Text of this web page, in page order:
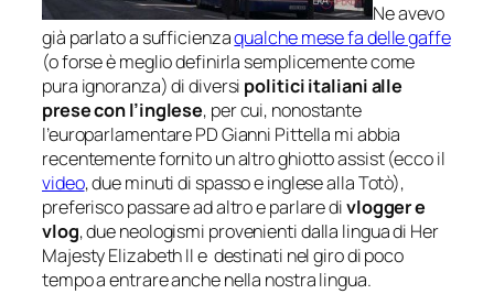
Ne avevo
già parlato a sufficienzaqualche mese fa delle gaffe
(o forse è meglio definirla semplicemente come
pura ignoranza) di diversi politici italiani alle
prese con l’inglese, per cui, nonostante
l’europarlamentare PD Gianni Pittella mi abbia
recentemente fornito un altro ghiotto assist (ecco il
video, due minuti di spasso e inglese alla Totò),
preferisco passare ad altro e parlare divloggere
vlog,due neologismi provenienti dalla lingua di Her
Majesty Elizabeth IIe destinati nel giro di poco
tempo a entrare anche nella nostra lingua.